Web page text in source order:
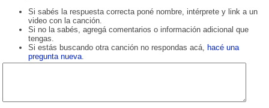
Si sabés la respuesta correcta poné nombre, intérprete y link a un
video con la canción.
Si no la sabés, agregá comentarios o información adicional que
tengas.
Si estás buscando otra canción no respondas acá, hacé una
pregunta nueva.